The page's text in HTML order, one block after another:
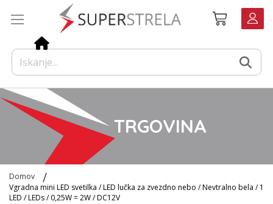
Košarica
TRGOVINA
Domov
Vgradna mini LED svetilka / LED lučka za zvezdno nebo / Nevtralno bela / 1
LED / LEDs / 0,25W = 2W / DC12V